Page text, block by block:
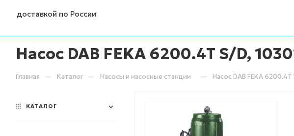
Насос DAB FEKA 6200.4T S/D,
Главная — Каталог — Насосы и насосные станции — Насос DAB FEKA
КАТАЛОГ